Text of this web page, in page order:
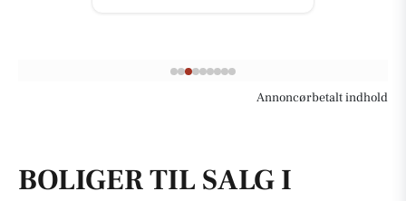
Annoncørbetalt indhold
BOLIGER TIL SALG I